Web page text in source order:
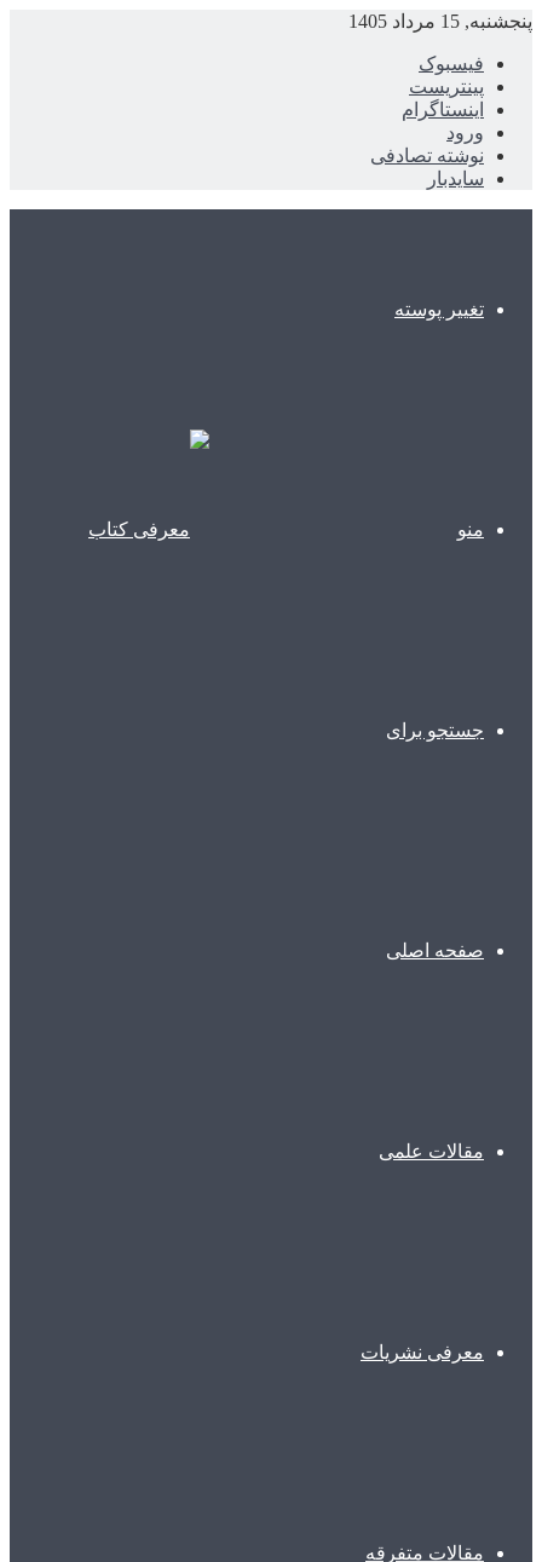
پنجشنبه, 15 مرداد 1405
فیسبوک
پینتریست
اینستاگرام
ورود
نوشته تصادفی
سایدبار
تغییر پوسته
منو
جستجو برای
صفحه اصلی
مقالات علمی
معرفی نشریات
مقالات متفرقه